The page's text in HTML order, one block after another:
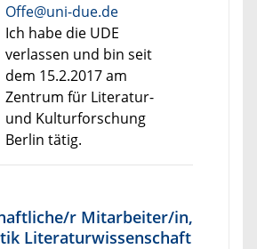
Offe@uni-due.de
Ich habe die UDE
verlassen und bin seit
dem 15.2.2017 am
Zentrum für Literatur-
und Kulturforschung
Berlin tätig.
r Mitarbeiter/in,
Literaturwissenschaft